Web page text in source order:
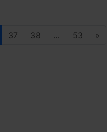
37 38 … 53 »